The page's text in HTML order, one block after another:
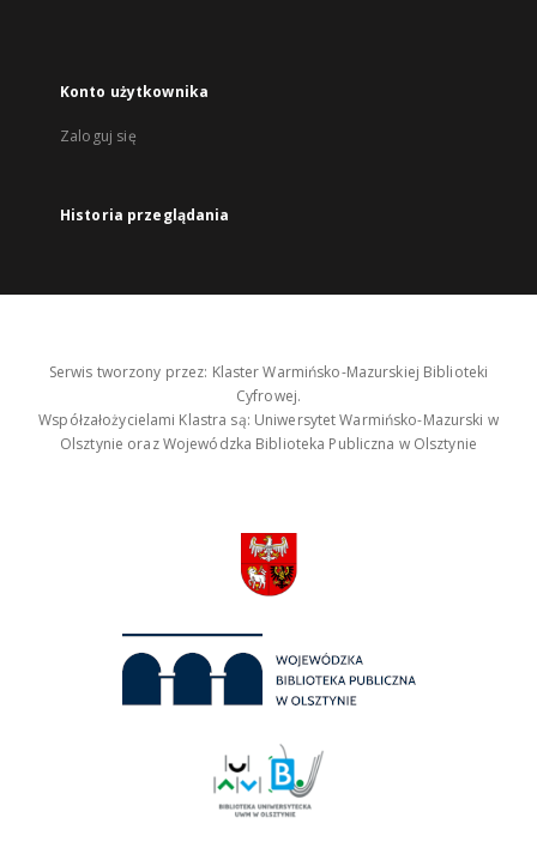
Konto użytkownika
Zaloguj się
Historia przeglądania
Serwis tworzony przez: Klaster Warmińsko-Mazurskiej Biblioteki
Cyfrowej.
Współzałożycielami Klastra są: Uniwersytet Warmińsko-Mazurski w
Olsztynie oraz Wojewódzka Biblioteka Publiczna w Olsztynie